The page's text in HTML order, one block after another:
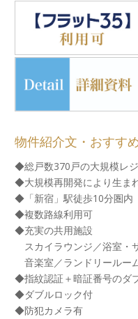
物件紹介文・おすす
◆総戸数370戸の大規模レ
◆大規模再開発により生ま
◆「新宿」駅徒歩10分圏内
◆複数路線利用可
◆充実の共用施設
スカイラウンジ／浴室・
音楽室／ランドリール
◆指紋認証＋暗証番号のダ
◆ダブルロック付
◆防犯カメラ有